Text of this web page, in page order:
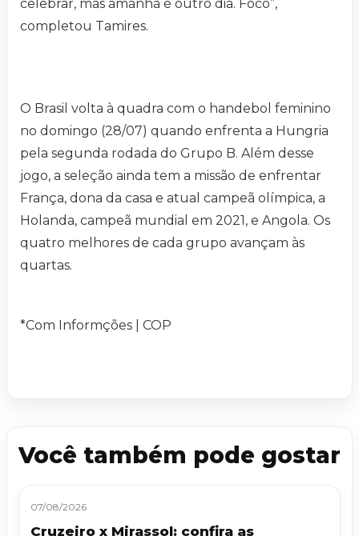
celebrar, mas amanhã é outro dia. Foco”,
completou Tamires.
O Brasil volta à quadra com o handebol feminino
no domingo (28/07) quando enfrenta a Hungria
pela segunda rodada do Grupo B. Além desse
jogo, a seleção ainda tem a missão de enfrentar
França, dona da casa e atual campeã olímpica, a
Holanda, campeã mundial em 2021, e Angola. Os
quatro melhores de cada grupo avançam às
quartas.
*Com Informções | COP
Você também pode gostar
07/08/2026
Cruzeiro x Mirassol: confira as